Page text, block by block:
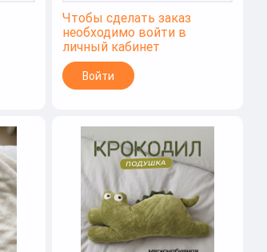
Чтобы сделать заказ
необходимо войти в
личный кабинет
Войти